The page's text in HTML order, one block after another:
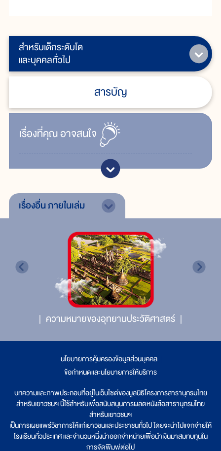
สำหรับเด็กระดับโต
และบุคคลทั่วไป
สารบัญ
เรื่ิองที่คุณอาจสนใจ
เรื่องอื่นภายในเล่ม
ความหมายของอุทยานประวัติศาสตร์
นโยบายการคุ้มครองข้อมูลส่วนบุคคล
ข้อกำหนดและนโยบายการให้บริการ
บทความและภาพประกอบที่อยู่ในเว็บไซต์ของมูลนิธิโครงการสารานุกรมไทย
สำหรับเยาวชนฯ นี้ใช้สำหรับเพื่อสนับสนุนการผลิตหนังสือสารานุกรมไทย
สำหรับเยาวชนฯ
เป็นการเผยแพร่วิชาการให้แก่เยาวชนและประชาชนทั่วไป โดยจะนำไปแจกจ่ายให้
โรงเรียนทั่วประเทศ และจำนวนหนึ่งนำออกจำหน่ายเพื่อนำเงินมาสมทบทุนใน
การจัดพิมพ์ต่อไป